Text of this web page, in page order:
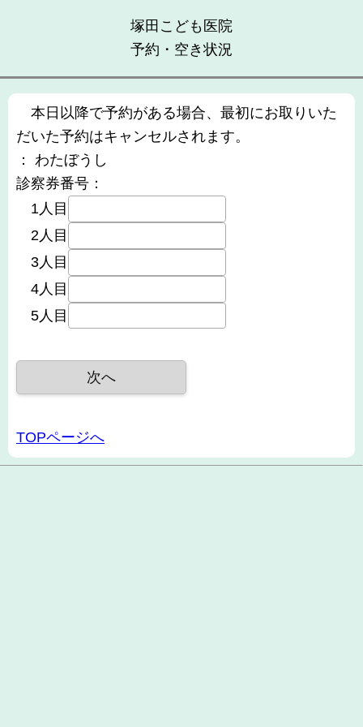
塚田こども医院
予約・空き状況
本日以降で予約がある場合、最初にお取りいた
だいた予約はキャンセルされます。
： わたぼうし
診察券番号：
1人目
2人目
3人目
4人目
5人目
TOPページへ